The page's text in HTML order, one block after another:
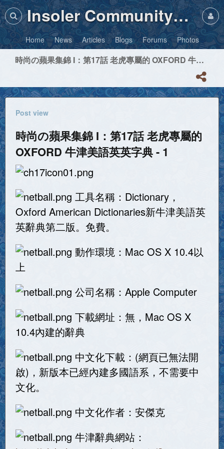
Insoler Community・Photos
Home News Articles Blogs Forums Photos
時尚の蘋果集錦 I：第17話 老虎專屬的 OXFORD 牛津美語英英字典 - 1
Post view
時尚の蘋果集錦 I：第17話 老虎專屬的
OXFORD 牛津美語英英字典 - 1
工具名稱：Dictionary，
Oxford American Dictionaries新牛津美語英
英辭典第二版。免費。
動作環境：Mac OS X 10.4以
上
公司名稱：Apple Computer
下載網址：無，Mac OS X
10.4內建的辭典
中文化下載：(網頁已無法開
啟)，新版本已經內建多國語系，不需要中
文化。
中文化作者：安傑克
牛津辭典網站：